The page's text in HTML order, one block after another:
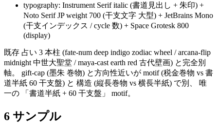
typography: Instrument Serif italic (書道見出し + 朱印) +
Noto Serif JP weight 700 (干支文字 大型) + JetBrains Mono
(干支インデックス / cycle 数) + Space Grotesk 800
(display)
既存 占い 3 本柱 (fate-num deep indigo zodiac wheel / arcana-flip
midnight 中世大聖堂 / maya-cast earth red 古代壁画) と完全別
軸。 gift-cap (墨朱 巻物) と方向性近いが motif (税金巻物 vs 書
道半紙 60 干支盤) と 構造 (縦長巻物 vs 横長半紙) で別、 唯
一の 「書道半紙 + 60 干支盤」 motif。
6 サンプル